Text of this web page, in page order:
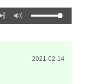
2021-02-14